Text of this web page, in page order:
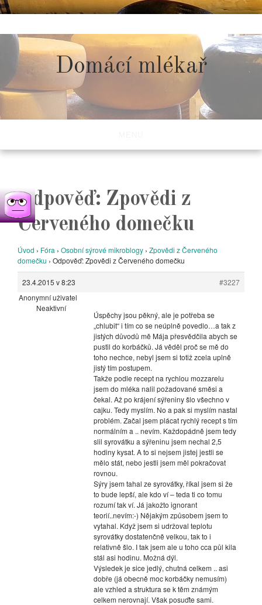
to
content
Domácí mlékař
Odpověď: Zpovědi z
Červeného domečku
Úvod › Fóra › Osobní sýrové mikroblogy › Zpovědi z Červeného
domečku › Odpověď: Zpovědi z Červeného domečku
23.4.2015 v 8:23
#3227
Anonymní uživatel
Neaktivní
Úspěchy jsou pěkný, ale je potřeba se
„chlubit“ i tím co se neúplně povedlo…a tak z
jistých důvodů mě Mája přesvědčila abych se
pustil do korbáčků. Já věděl proč se mě do
toho nechce, nebyl jsem si totiž zcela uplně
jistý tím postupem.
Takže podle recept na rychlou mozzarelu
jsem do mléka nalil požadované směsi a
čekal. Až po krájení sýřeniny šlo všechno v
cajku. Tedy myslím. No a pak si myslím nastal
problém. Začal jsem plácat rychlý recept s tím
normálním a .. nevím. Každopádně jsem tedy
slil syrovátku a sýřeninu jsem nechal 2,5
hodiny kysat. A to si nejsem jistej jestli se
mělo stát, nebo jestli jsem měl pokračovat
rovnou.
Sýry jsem tahal ze syrovátky, říkal jsem si že
to bude lepší, ale kdo ví – teda ti co tomu
rozumí tak ví. Já jakožto ignorant
teorií..nevím:-) Nějakým způsobem jsem to
vytahal. Když jsem si udržoval teplotu
syrovátky dostatenčně velkou, tak to i
relativně šlo. I tak jsem ale u toho cca půl kila
stál asi hodinu. Možná dýl.
Výsledek je sice jedlý, chutná celkem .. asi
dobře (já obecně moc korbáčky nemusím)
ale vzhled a struktura se k těm známým
celkem nerovnají. Však posuďte sami.